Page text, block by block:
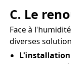
C. Le
Face à
diverses